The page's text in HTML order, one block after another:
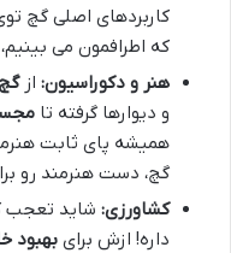
کاربردهای اصلی گچ
که اطرافمون می
هنر و دکوراسیون: از
و دیوارها گرفته تا
همیشه پای ثابت
گچ، دست هنرمند رو
کشاورزی: شاید تعجب
داره! ازش برایبهبود